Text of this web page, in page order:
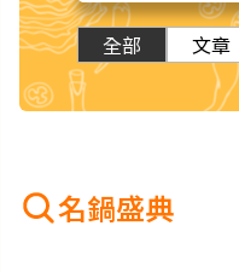
全部 文章
名鍋盛典